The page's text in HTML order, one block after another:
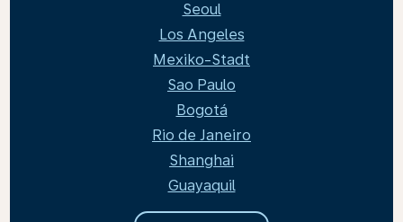
Seoul
Los Angeles
Mexiko-Stadt
Sao Paulo
Bogotá
Rio de Janeiro
Shanghai
Guayaquil